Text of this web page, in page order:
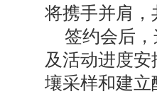
将携手并肩
签约会后
及活动进度
壤采样和建